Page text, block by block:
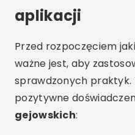
aplikacji
Przed rozpoczęciem
ważne jest, aby
sprawdzonych praktyk.
pozytywne
gejowskich: